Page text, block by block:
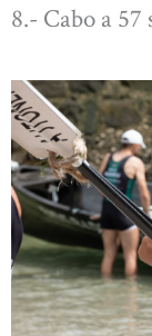
8.- Cabo a 57